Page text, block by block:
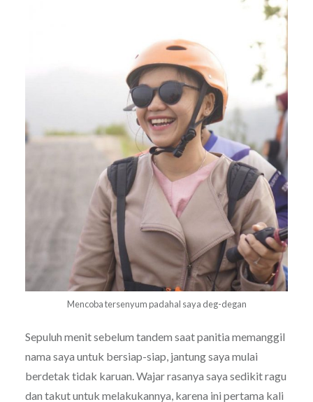
Mencoba tersenyum padahal saya deg-degan
Sepuluh menit sebelum tandem saat panitia memanggil
nama saya untuk bersiap-siap, jantung saya mulai
berdetak tidak karuan. Wajar rasanya saya sedikit ragu
dan takut untuk melakukannya, karena ini pertama kali